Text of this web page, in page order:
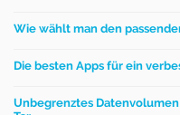
Wie wählt man den
Die besten Apps für ein
Unbegrenztes